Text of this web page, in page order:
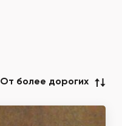
От более дорогих